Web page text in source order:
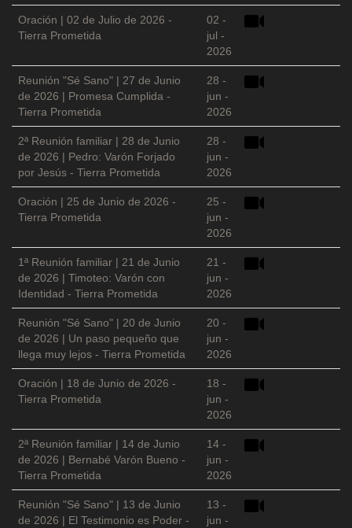
Oración | 02 de Julio de 2026 -
Tierra Prometida
02 -
jul -
2026
Reunión "Sé Sano" | 27 de Junio
de 2026 | Promesa Cumplida -
Tierra Prometida
28 -
jun -
2026
2ª Reunión familiar | 28 de Junio
de 2026 | Pedro: Varón Forjado
por Jesús - Tierra Prometida
28 -
jun -
2026
Oración | 25 de Junio de 2026 -
Tierra Prometida
25 -
jun -
2026
1ª Reunión familiar | 21 de Junio
de 2026 | Timoteo: Varón con
Identidad - Tierra Prometida
21 -
jun -
2026
Reunión "Sé Sano" | 20 de Junio
de 2026 | Un paso pequeño que
llega muy lejos - Tierra Prometida
20 -
jun -
2026
Oración | 18 de Junio de 2026 -
Tierra Prometida
18 -
jun -
2026
2ª Reunión familiar | 14 de Junio
de 2026 | Bernabé Varón Bueno -
Tierra Prometida
14 -
jun -
2026
Reunión "Sé Sano" | 13 de Junio
de 2026 | El Testimonio es Poder -
13 -
jun -